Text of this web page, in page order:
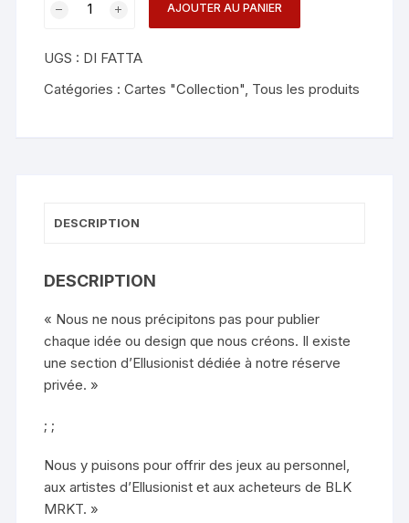
Magic
Deck:
AJOUTER AU PANIER
UGS : DI FATTA
Catégories :Cartes "Collection", Tous les produits
DESCRIPTION
DESCRIPTION
« Nous ne nous précipitons pas pour publier
chaque idée ou design que nous créons. Il existe
une section d’Ellusionist dédiée à notre réserve
privée. »
; ;
Nous y puisons pour offrir des jeux au personnel,
aux artistes d’Ellusionist et aux acheteurs de BLK
MRKT. »